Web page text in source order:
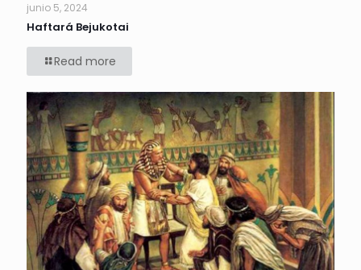
junio 5, 2024
Haftará Bejukotai
Read more